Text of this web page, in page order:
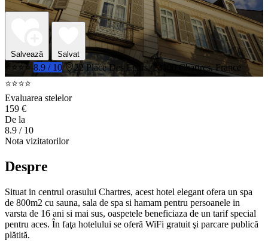
Salvează Salvat
⭐⭐⭐⭐ 8.9 / 10
22 Place Des Epars, 28000 Chartres, France
⭐⭐⭐⭐
Evaluarea stelelor
159 €
De la
8.9 / 10
Nota vizitatorilor
Despre
Situat in centrul orasului Chartres, acest hotel elegant ofera un spa
de 800m2 cu sauna, sala de spa si hamam pentru persoanele in
varsta de 16 ani si mai sus, oaspetele beneficiaza de un tarif special
pentru aces. În faţa hotelului se oferă WiFi gratuit şi parcare publică
plătită.